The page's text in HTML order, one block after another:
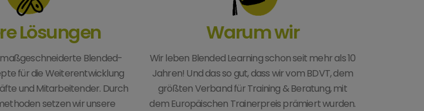
Lösungen
Blended-
für die Weiterentwicklung
und Mitarbeitender. Durch
setzen wir unsere
Warum wir
Wir leben Blended Learning schon seit mehr als 10
Jahren! Und das so gut, dass wir vom BDVT, dem
größten Verband für Training & Beratung, mit
dem Europäischen Trainerpreis prämiert wurden.